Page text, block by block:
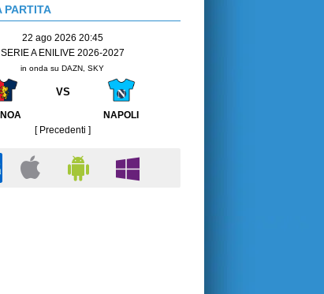
PARTITA
22 ago 2026 20:45
SERIE A ENILIVE 2026-2027
in onda su DAZN, SKY
VS
NAPOLI
[ Precedenti ]